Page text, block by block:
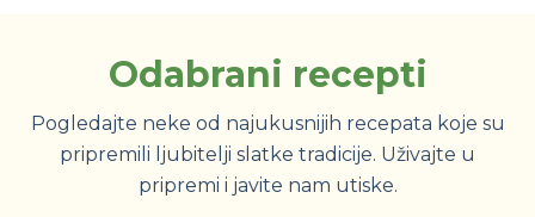
Odabrani recepti
Pogledajte neke od najukusnijih recepata koje su
pripremili ljubitelji slatke tradicije. Uživajte u
pripremi i javite nam utiske.